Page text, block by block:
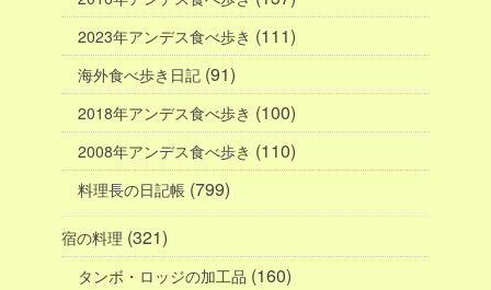
2023年アンデス食べ歩き (111)
海外食べ歩き日記 (91)
2018年アンデス食べ歩き (100)
2008年アンデス食べ歩き (110)
料理長の日記帳 (799)
宿の料理 (321)
タンボ・ロッジの加工品 (160)